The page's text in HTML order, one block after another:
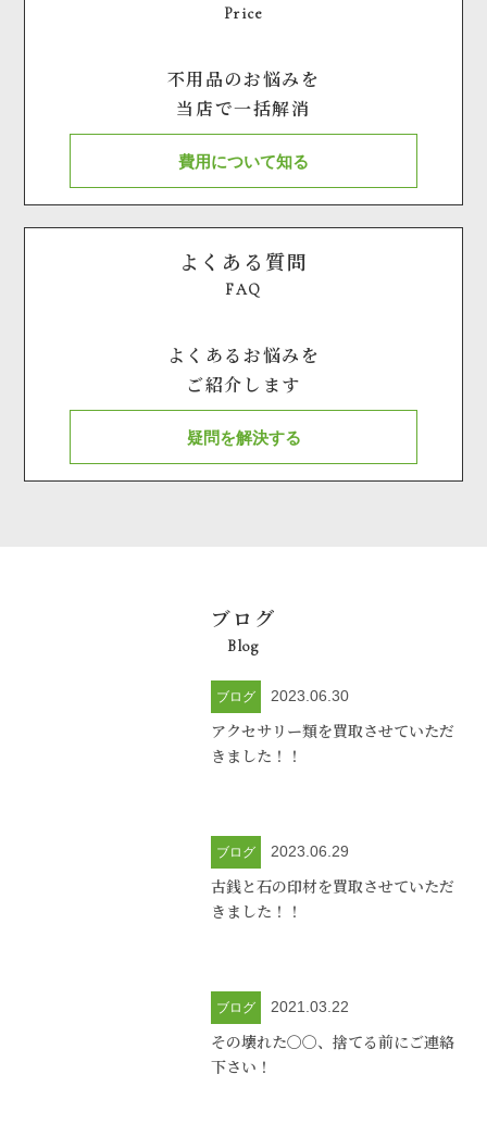
Price
不用品のお悩みを
当店で一括解消
費用について知る
よくある質問
FAQ
よくあるお悩みを
ご紹介します
疑問を解決する
ブログ
Blog
ブログ 2023.06.30
アクセサリー類を買取させていただ
きました！！
ブログ 2023.06.29
古銭と石の印材を買取させていただ
きました！！
ブログ 2021.03.22
その壊れた〇〇、捨てる前にご連絡
下さい！